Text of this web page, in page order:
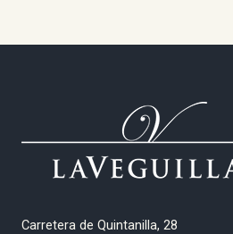
Carretera de Quintanilla, 28